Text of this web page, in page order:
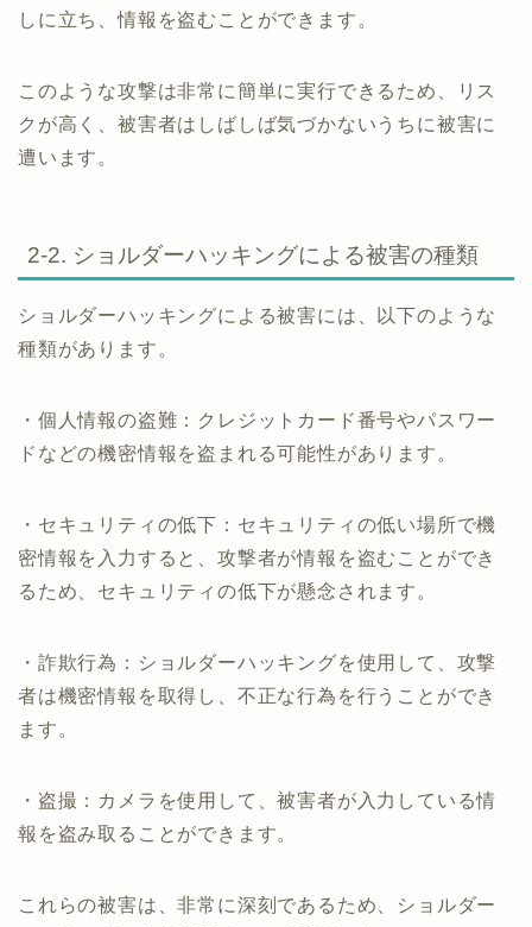
しに立ち、情報を盗むことができます。
このような攻撃は非常に簡単に実行できるため、リス
クが高く、被害者はしばしば気づかないうちに被害に
遭います。
2-2. ショルダーハッキングによる被害の種類
ショルダーハッキングによる被害には、以下のような
種類があります。
・個人情報の盗難：クレジットカード番号やパスワー
ドなどの機密情報を盗まれる可能性があります。
・セキュリティの低下：セキュリティの低い場所で機
密情報を入力すると、攻撃者が情報を盗むことができ
るため、セキュリティの低下が懸念されます。
・詐欺行為：ショルダーハッキングを使用して、攻撃
者は機密情報を取得し、不正な行為を行うことができ
ます。
・盗撮：カメラを使用して、被害者が入力している情
報を盗み取ることができます。
これらの被害は、非常に深刻であるため、ショルダー